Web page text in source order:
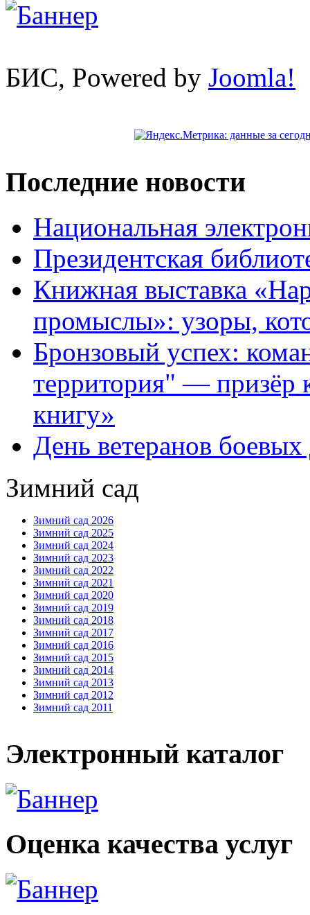
БИС, Powered by Joomla!
Последние новости
Национальная
Президентская
Книжная выставка
промыслы»: узоры,
Бронзовый успех:
территория" — призёр
книгу»
День ветеранов
Зимний сад
Зимний сад 2026
Зимний сад 2025
Зимний сад 2024
Зимний сад 2023
Зимний сад 2022
Зимний сад 2021
Зимний сад 2020
Зимний сад 2019
Зимний сад 2018
Зимний сад 2017
Зимний сад 2016
Зимний сад 2015
Зимний сад 2014
Зимний сад 2013
Зимний сад 2012
Зимний сад 2011
Электронный каталог
Оценка качества услуг